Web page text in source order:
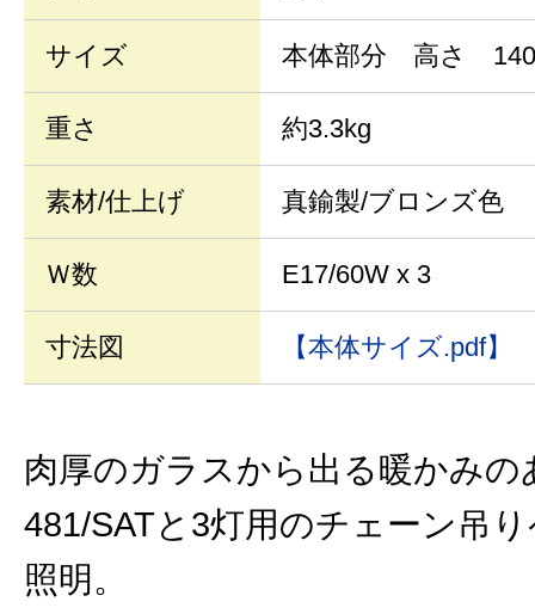
サイズ 本体部分 高さ
重さ 約3.3kg
素材/仕上げ 真鍮製/ブロンズ色
Ｗ数 E17/60W x 3
寸法図 【本体サイズ.pdf】
肉厚のガラスから出る暖かみの
481/SATと3灯用のチェーン吊
照明。